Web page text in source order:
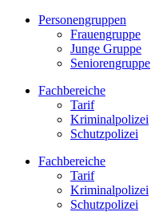
Personengruppen
Frauengruppe
Junge Gruppe
Seniorengruppe
Fachbereiche
Tarif
Kriminalpolizei
Schutzpolizei
Fachbereiche
Tarif
Kriminalpolizei
Schutzpolizei